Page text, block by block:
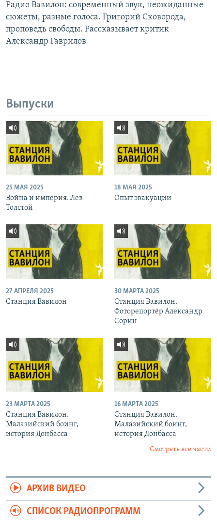
Радио Вавилон: современный звук, неожиданные
сюжеты, разные голоса. Григорий Сковорода,
проповедь свободы. Рассказывает критик
Александр Гаврилов
Выпуски
25 МАЯ 2025
Война и империя. Лев
Толстой
18 МАЯ 2025
Опыт эвакуации
27 АПРЕЛЯ 2025
Станция Вавилон
30 МАРТА 2025
Станция Вавилон.
Фоторепортёр Александр
Сорин
23 МАРТА 2025
Станция Вавилон.
Малазийский боинг,
история Донбасса
16 МАРТА 2025
Станция Вавилон.
Малазийский боинг,
история Донбасса
Смотреть все части
АРХИВ ВИДЕО
СПИСОК РАДИОПРОГРАММ